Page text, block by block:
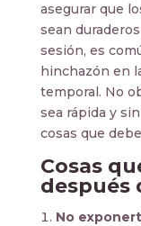
asegurar que
sean
sesión, es
hinchazón en
temporal. No
sea rápida y
cosas que
Cosas
después
No